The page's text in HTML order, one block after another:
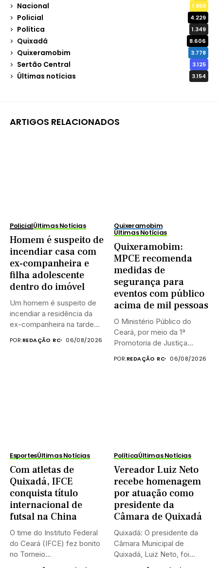
Nacional 1.959
Policial 4.229
Política 1.349
Quixadá 8.606
Quixeramobim 3.778
Sertão Central 3.125
Últimas notícias 3.154
ARTIGOS RELACIONADOS
PolicialÚltimas Notícias
Homem é suspeito de
incendiar casa com
ex-companheira e
filha adolescente
dentro do imóvel
Um homem é suspeito de
incendiar a residência da
ex-companheira na tarde...
POR:REDAÇÃO RC 06/08/2026
Quixeramobim
Últimas Notícias
Quixeramobim:
MPCE recomenda
medidas de
segurança para
eventos com público
acima de mil pessoas
O Ministério Público do
Ceará, por meio da 1ª
Promotoria de Justiça...
POR:REDAÇÃO RC 06/08/2026
EsportesÚltimas Notícias
Com atletas de
Quixadá, IFCE
conquista título
internacional de
futsal na China
O time do Instituto Federal
do Ceará (IFCE) fez bonito
no Torneio...
PolíticaÚltimas Notícias
Vereador Luiz Neto
recebe homenagem
por atuação como
presidente da
Câmara de Quixadá
Quixadá: O presidente da
Câmara Municipal de
Quixadá, Luiz Neto, foi
homenageado na...